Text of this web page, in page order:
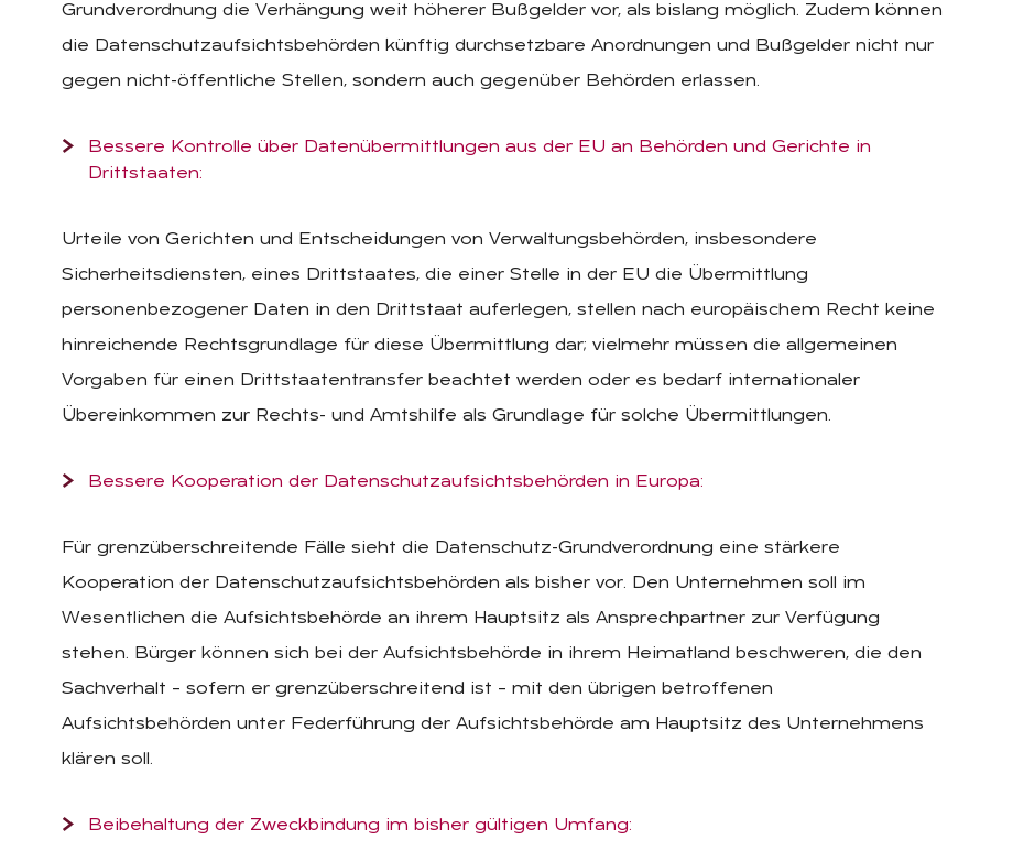
Grundverordnung die Verhängung weit höherer Bußgelder vor, als bislang möglich. Zudem können
die Datenschutzaufsichtsbehörden künftig durchsetzbare Anordnungen und Bußgelder nicht nur
gegen nicht-öffentliche Stellen, sondern auch gegenüber Behörden erlassen.
Bessere Kontrolle über Datenübermittlungen aus der EU an Behörden und Gerichte in
Drittstaaten:
Urteile von Gerichten und Entscheidungen von Verwaltungsbehörden, insbesondere
Sicherheitsdiensten, eines Drittstaates, die einer Stelle in der EU die Übermittlung
personenbezogener Daten in den Drittstaat auferlegen, stellen nach europäischem Recht keine
hinreichende Rechtsgrundlage für diese Übermittlung dar; vielmehr müssen die allgemeinen
Vorgaben für einen Drittstaatentransfer beachtet werden oder es bedarf internationaler
Übereinkommen zur Rechts- und Amtshilfe als Grundlage für solche Übermittlungen.
Bessere Kooperation der Datenschutzaufsichtsbehörden in Europa:
Für grenzüberschreitende Fälle sieht die Datenschutz-Grundverordnung eine stärkere
Kooperation der Datenschutzaufsichtsbehörden als bisher vor. Den Unternehmen soll im
Wesentlichen die Aufsichtsbehörde an ihrem Hauptsitz als Ansprechpartner zur Verfügung
stehen. Bürger können sich bei der Aufsichtsbehörde in ihrem Heimatland beschweren, die den
Sachverhalt – sofern er grenzüberschreitend ist – mit den übrigen betroffenen
Aufsichtsbehörden unter Federführung der Aufsichtsbehörde am Hauptsitz des Unternehmens
klären soll.
Beibehaltung der Zweckbindung im bisher gültigen Umfang: